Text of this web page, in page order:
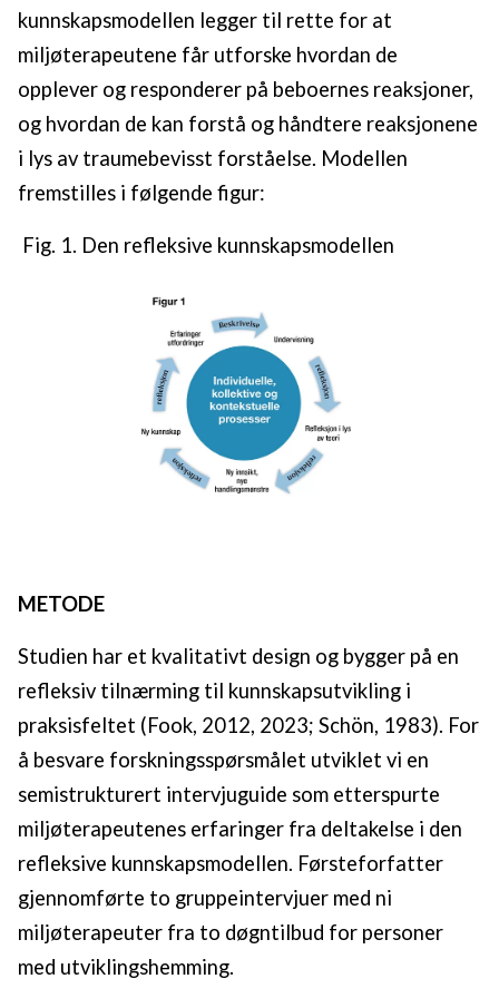
kunnskapsmodellen legger til rette for at
miljøterapeutene får utforske hvordan de
opplever og responderer på beboernes reaksjoner,
og hvordan de kan forstå og håndtere reaksjonene
i lys av traumebevisst forståelse. Modellen
fremstilles i følgende figur:
Fig. 1. Den refleksive kunnskapsmodellen
METODE
Studien har et kvalitativt design og bygger på en
refleksiv tilnærming til kunnskapsutvikling i
praksisfeltet (Fook, 2012, 2023; Schön, 1983). For
å besvare forskningsspørsmålet utviklet vi en
semistrukturert intervjuguide som etterspurte
miljøterapeutenes erfaringer fra deltakelse i den
refleksive kunnskapsmodellen. Førsteforfatter
gjennomførte to gruppeintervjuer med ni
miljøterapeuter fra to døgntilbud for personer
med utviklingshemming.